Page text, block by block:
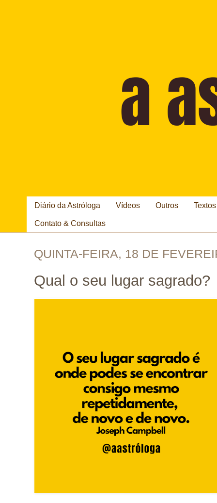
Diário da Astróloga Vídeos Outros
Contato & Consultas
QUINTA-FEIRA, 18 DE
Qual o seu lugar sagrado?